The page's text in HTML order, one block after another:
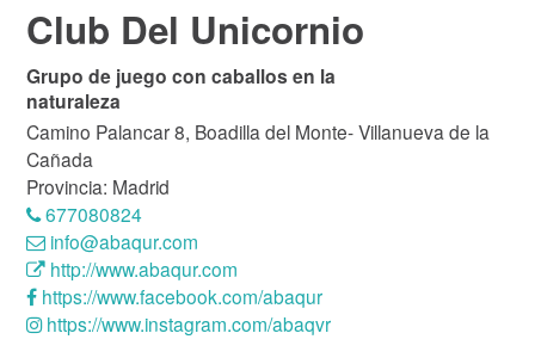
Club Del Unicornio
Grupo de juego con caballos en la
naturaleza
Camino Palancar 8, Boadilla del Monte- Villanueva de la
Cañada
Provincia: Madrid
677080824
info@abaqur.com
http://www.abaqur.com
https://www.facebook.com/abaqur
https://www.instagram.com/abaqvr